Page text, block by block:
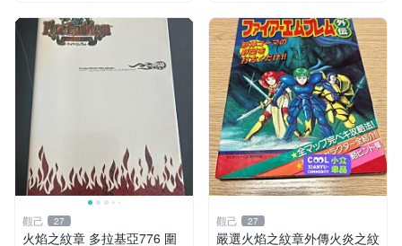
觀己 27
火焰之紋章 多拉基亞776 圍
觀己 27
嚴選火焰之紋章外傳火炎之紋